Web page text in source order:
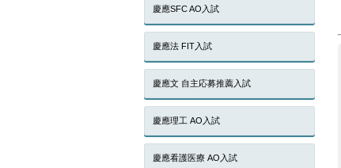
慶應SFC AO入試
慶應法 FIT入試
慶應文 自主応募推薦入試
慶應理工 AO入試
慶應看護医療 AO入試